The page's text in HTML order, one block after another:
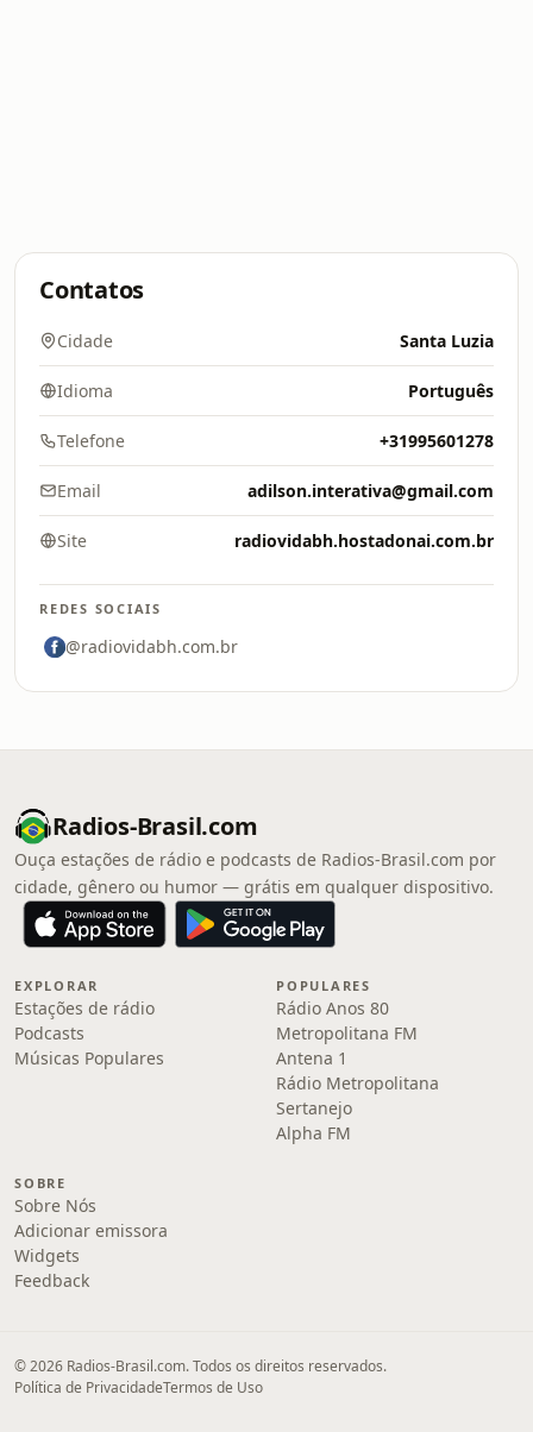
Contatos
Cidade Santa Luzia
Idioma Português
Telefone +31995601278
Email adilson.interativa@gmail.com
Site radiovidabh.hostadonai.com.br
REDES SOCIAIS
@radiovidabh.com.br
Radios-Brasil.com
Ouça estações de rádio e podcasts de Radios-Brasil.com por
cidade, gênero ou humor — grátis em qualquer dispositivo.
EXPLORAR
Estações de rádio
Podcasts
Músicas Populares
POPULARES
Rádio Anos 80
Metropolitana FM
Antena 1
Rádio Metropolitana
Sertanejo
Alpha FM
SOBRE
Sobre Nós
Adicionar emissora
Widgets
Feedback
© 2026 Radios-Brasil.com. Todos os direitos reservados.
Política de PrivacidadeTermos de Uso